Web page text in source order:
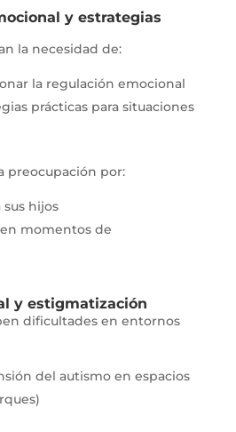
y estrategias
la necesidad de:
la regulación emocional
prácticas para situaciones
preocupación por:
hijos
momentos de
y estigmatización
dificultades en entornos
del autismo en espacios